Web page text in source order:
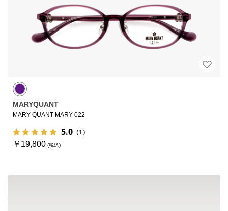
MARYQUANT
MARY QUANT MARY-022
5.0 （1）
￥19,800